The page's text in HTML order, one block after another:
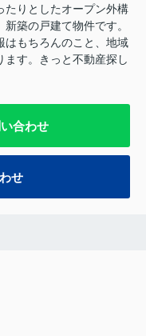
たりとしたオープン外構
築の戸建て物件です。
はもちろんのこと、地域
す。きっと不動産探し
合わせ
せ